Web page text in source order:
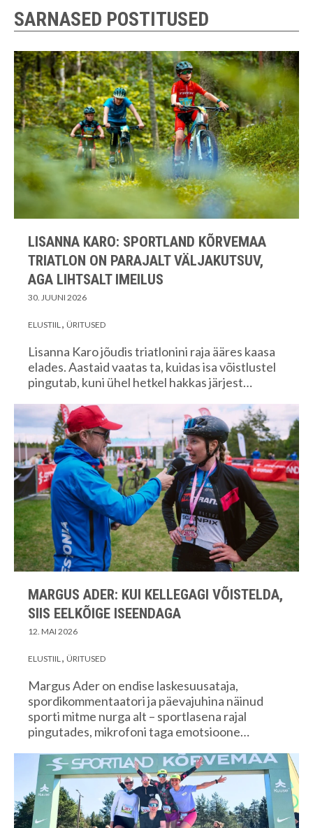
SARNASED POSTITUSED
LISANNA KARO: SPORTLAND KÕRVEMAA
TRIATLON ON PARAJALT VÄLJAKUTSUV,
AGA LIHTSALT IMEILUS
30. JUUNI 2026
ELUSTIIL ÜRITUSED
Lisanna Karo jõudis triatlonini raja ääres kaasa
elades. Aastaid vaatas ta, kuidas isa võistlustel
pingutab, kuni ühel hetkel hakkas järjest…
MARGUS ADER: KUI KELLEGAGI VÕISTELDA,
SIIS EELKÕIGE ISEENDAGA
12. MAI 2026
ELUSTIIL ÜRITUSED
Margus Ader on endise laskesuusataja,
spordikommentaatori ja päevajuhina näinud
sporti mitme nurga alt – sportlasena rajal
pingutades, mikrofoni taga emotsioone…